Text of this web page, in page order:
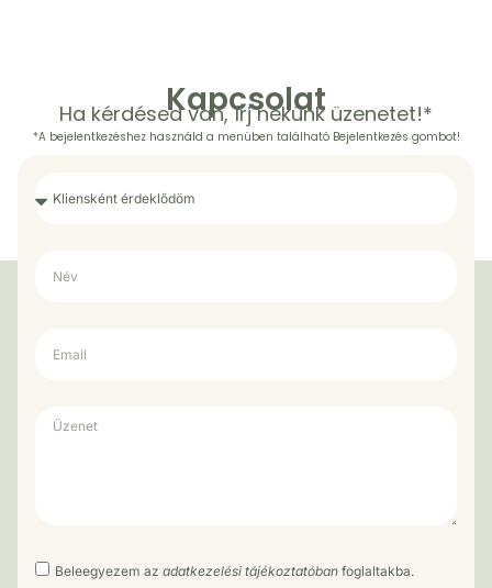
Kapcsolat
Ha kérdésed van, írj nekünk üzenetet!*
*A bejelentkezéshez használd a menüben található Bejelentkezés gombot!
Beleegyezem az adatkezelési tájékoztatóban foglaltakba.